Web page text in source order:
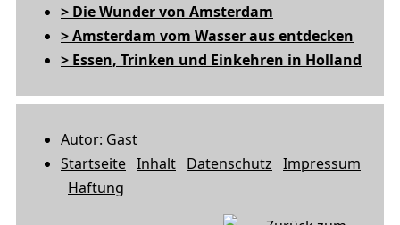
> Die Wunder von Amsterdam
> Amsterdam vom Wasser aus entdecken
> Essen, Trinken und Einkehren in Holland
Autor: Gast
Startseite Inhalt Datenschutz Impressum
Haftung